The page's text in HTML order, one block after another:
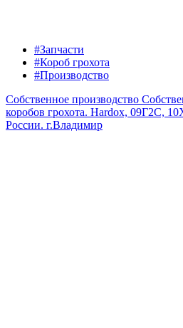
#Запчасти
#Короб грохота
#Производство
Собственное производство
коробов грохота. Hardox, 09Г2С,
России. г.Владимир